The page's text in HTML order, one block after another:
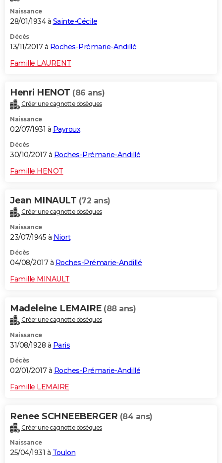
Naissance
28/01/1934 à Sainte-Cécile
Décès
13/11/2017 à Roches-Prémarie-Andillé
Famille LAURENT
Henri HENOT (86 ans)
Créer une cagnotte obsèques
Naissance
02/07/1931 à Payroux
Décès
30/10/2017 à Roches-Prémarie-Andillé
Famille HENOT
Jean MINAULT (72 ans)
Créer une cagnotte obsèques
Naissance
23/07/1945 à Niort
Décès
04/08/2017 à Roches-Prémarie-Andillé
Famille MINAULT
Madeleine LEMAIRE (88 ans)
Créer une cagnotte obsèques
Naissance
31/08/1928 à Paris
Décès
02/01/2017 à Roches-Prémarie-Andillé
Famille LEMAIRE
Renee SCHNEEBERGER (84 ans)
Créer une cagnotte obsèques
Naissance
25/04/1931 à Toulon